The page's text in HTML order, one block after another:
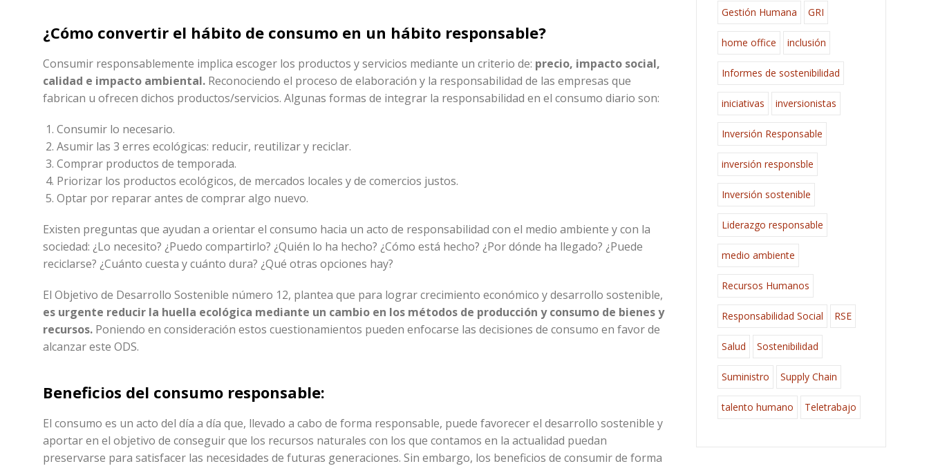
¿Cómo convertir el hábito de consumo en un hábito responsable?
Consumir responsablemente implica escoger los productos y servicios mediante un criterio de: precio, impacto social,
calidad e impacto ambiental. Reconociendo el proceso de elaboración y la responsabilidad de las empresas que
fabrican u ofrecen dichos productos/servicios. Algunas formas de integrar la responsabilidad en el consumo diario son:
Consumir lo necesario.
Asumir las 3 erres ecológicas: reducir, reutilizar y reciclar.
Comprar productos de temporada.
Priorizar los productos ecológicos, de mercados locales y de comercios justos.
Optar por reparar antes de comprar algo nuevo.
Existen preguntas que ayudan a orientar el consumo hacia un acto de responsabilidad con el medio ambiente y con la
sociedad: ¿Lo necesito? ¿Puedo compartirlo? ¿Quién lo ha hecho? ¿Cómo está hecho? ¿Por dónde ha llegado? ¿Puede
reciclarse? ¿Cuánto cuesta y cuánto dura? ¿Qué otras opciones hay?
El Objetivo de Desarrollo Sostenible número 12, plantea que para lograr crecimiento económico y desarrollo sostenible,
es urgente reducir la huella ecológica mediante un cambio en los métodos de producción y consumo de bienes y
recursos. Poniendo en consideración estos cuestionamientos pueden enfocarse las decisiones de consumo en favor de
alcanzar este ODS.
Beneficios del consumo responsable:
El consumo es un acto del día a día que, llevado a cabo de forma responsable, puede favorecer el desarrollo sostenible y
aportar en el objetivo de conseguir que los recursos naturales con los que contamos en la actualidad puedan
preservarse para satisfacer las necesidades de futuras generaciones. Sin embargo, los beneficios de consumir de forma
Gestión Humana GRI
home office inclusión
Informes de sostenibilidad
iniciativas inversionistas
Inversión Responsable
inversión responsble
Inversión sostenible
Liderazgo responsable
medio ambiente
Recursos Humanos
Responsabilidad Social RSE
Salud Sostenibilidad
Suministro Supply Chain
talento humano Teletrabajo